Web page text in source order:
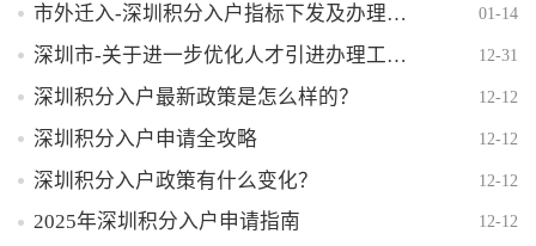
市外迁入-深圳积分入户指标下发及办理时间 01-14
深圳市-关于进一步优化人才引进办理工作的通告 12-31
深圳积分入户最新政策是怎么样的？ 12-12
深圳积分入户申请全攻略 12-12
深圳积分入户政策有什么变化？ 12-12
2025年深圳积分入户申请指南 12-12